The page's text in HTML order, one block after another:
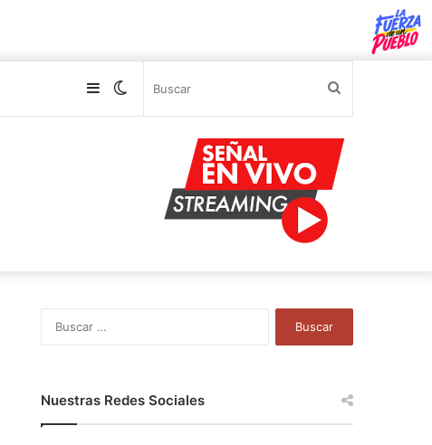
Switch
Sidebar
Nuestras Redes Sociales